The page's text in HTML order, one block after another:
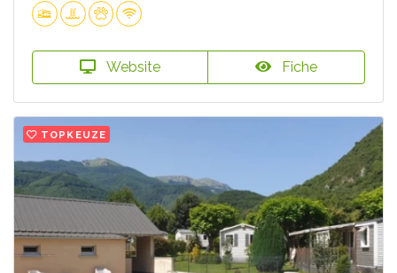
Website Fiche
TOPKEUZE